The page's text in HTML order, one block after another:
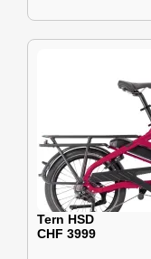
Tern HSD
CHF 3999